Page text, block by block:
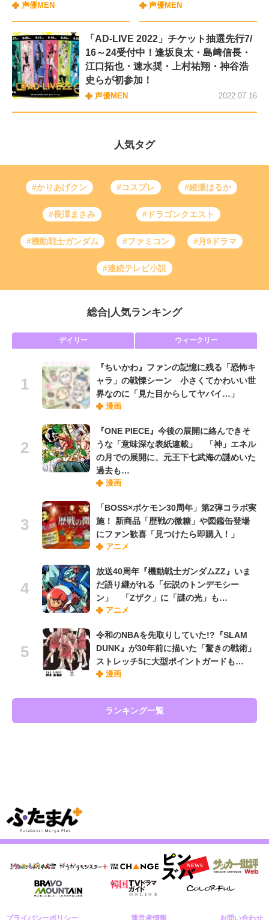
声優MEN
声優MEN
「AD-LIVE 2022」チケット抽選先行7/
16～24受付中！逢坂良太・島﨑信長・
江口拓也・速水奨・上村祐翔・神谷浩
史らが初参加！
声優MEN 2022.07.16
人気タグ
#かりあげクン #コスプレ #綾瀬はるか
#長澤まさみ #ドラゴンクエスト
#機動戦士ガンダム #ファミコン #月9ドラマ
#連続テレビ小説
総合 人気ランキング
デイリー ウィークリー
『ちいかわ』ファンの記憶に残る「恐怖キ
ャラ」の戦慄シーン 小さくてかわいい世
界なのに「見た目からしてヤバイ…」
漫画
『ONE PIECE』今後の展開に絡んできそ
うな「意味深な表紙連載」 「神」エネル
の月での展開に、元王下七武海の謎めいた
過去も…
漫画
「BOSS×ポケモン30周年」第2弾コラボ実
施！ 新商品「歴戦の微糖」や図鑑缶登場
にファン歓喜「見つけたら即購入！」
アニメ
放送40周年『機動戦士ガンダムZZ』いま
だ語り継がれる「伝説のトンデモシー
ン」 「Zザク」に「謎の光」も…
アニメ
令和のNBAを先取りしていた!?『SLAM
DUNK』が30年前に描いた「驚きの戦術」
ストレッチ5に大型ポイントガードも…
漫画
ランキング一覧
プライバシーポリシー 運営者情報 お問い合わせ